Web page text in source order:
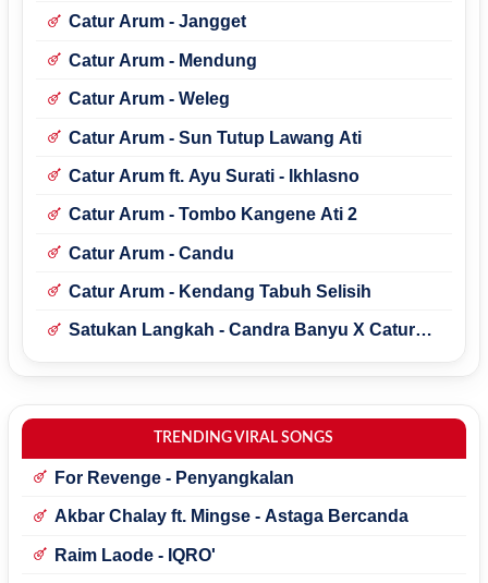
Catur Arum - Jangget
Catur Arum - Mendung
Catur Arum - Weleg
Catur Arum - Sun Tutup Lawang Ati
Catur Arum ft. Ayu Surati - Ikhlasno
Catur Arum - Tombo Kangene Ati 2
Catur Arum - Candu
Catur Arum - Kendang Tabuh Selisih
Satukan Langkah - Candra Banyu X Catur
TRENDING VIRAL SONGS
For Revenge - Penyangkalan
Akbar Chalay ft. Mingse - Astaga Bercanda
Raim Laode - IQRO'